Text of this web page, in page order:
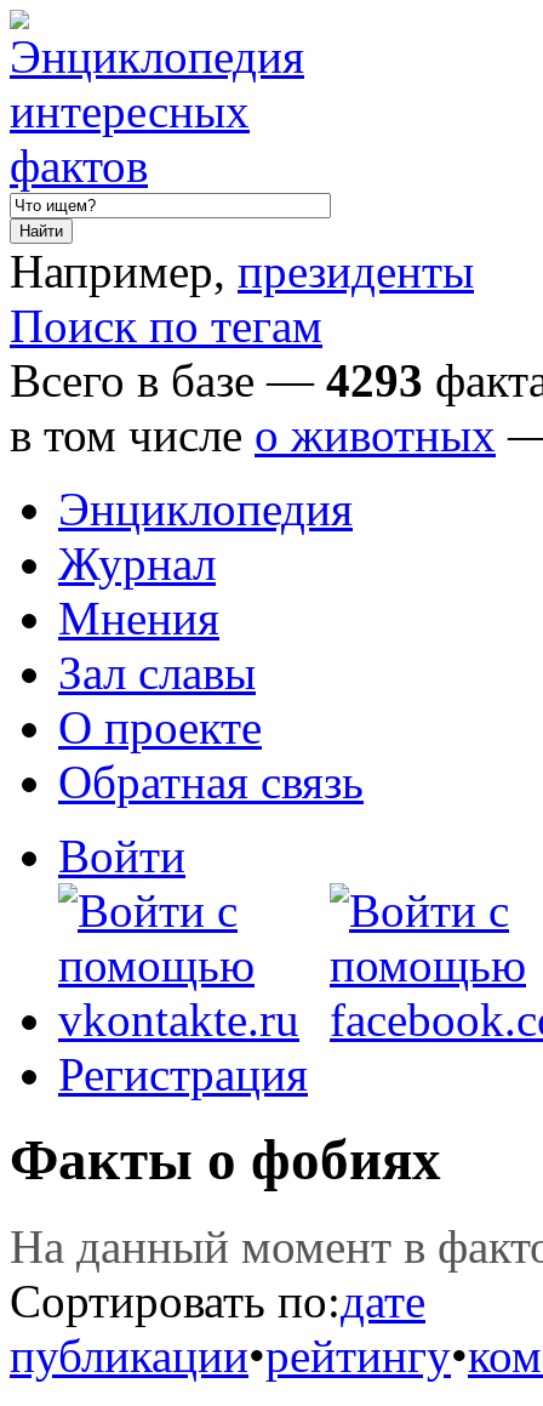
Например, президенты
Поиск по тегам
Всего в базе — 4293
в том числе о животных
Энциклопедия
Журнал
Мнения
Зал славы
О проекте
Обратная связь
Войти
Регистрация
Факты о фобиях
На данный момент в
Сортировать по:дате
публикации•рейтингу•